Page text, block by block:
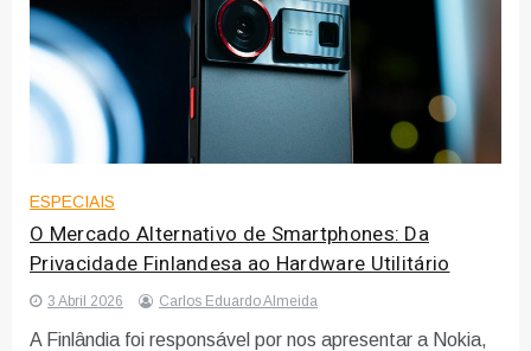
ESPECIAIS
O Mercado Alternativo de Smartphones: Da
Privacidade Finlandesa ao Hardware Utilitário
3 Abril 2026 Carlos Eduardo Almeida
A Finlândia foi responsável por nos apresentar a Nokia,